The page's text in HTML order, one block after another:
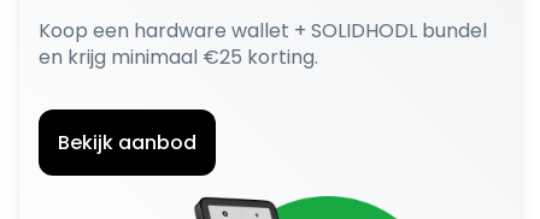
Koop een hardware wallet + SOLIDHODL bundel
en krijg minimaal €25 korting.
Bekijk aanbod